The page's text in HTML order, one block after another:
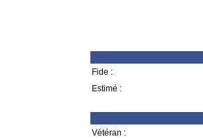
Fide :
Estimé :
Vétéran :